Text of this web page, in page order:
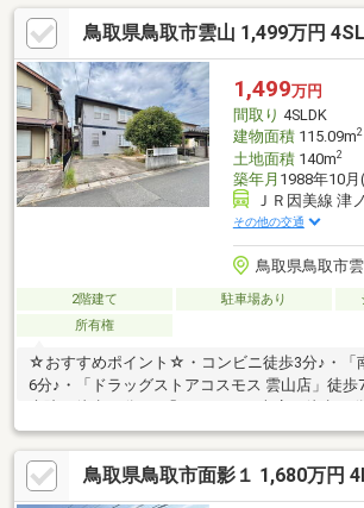
場縦列2台・マルイまで徒歩6分・エディオンま
利便性◎・現況空家・即時引渡し可能！すぐに
進められます！！
鳥取県鳥取市雲山 1,499万円
1,499万円
間取り 4SLDK
建物面積115.09m2
土地面積140m2
築年月 1988年10
ＪＲ因美線 津
その他の交通
鳥取県鳥取市
2階建て 駐車場あり
所有権
☆おすすめポイント☆・コンビニ徒歩3分♪・「
6分♪・「ドラッグストアコスモス 雲山店」徒歩
ス近くでアクセス良好♪・静かな立地で比較的
す♪・家族が個々の時間を大切にできる独立階
ンなので、家族と会話しながら料理や片付けが
♪◆◆──────────◆◆ 物件見学予約受付中
鳥取県鳥取市面影１ 1,680万円